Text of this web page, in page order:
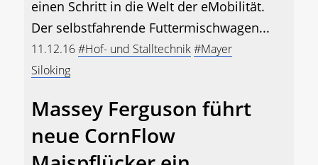
einen Schritt in die Welt der eMobilität.
Der selbstfahrende Futtermischwagen...
11.12.16#Hof- und Stalltechnik#Mayer
Siloking
Massey Ferguson führt
neue CornFlow